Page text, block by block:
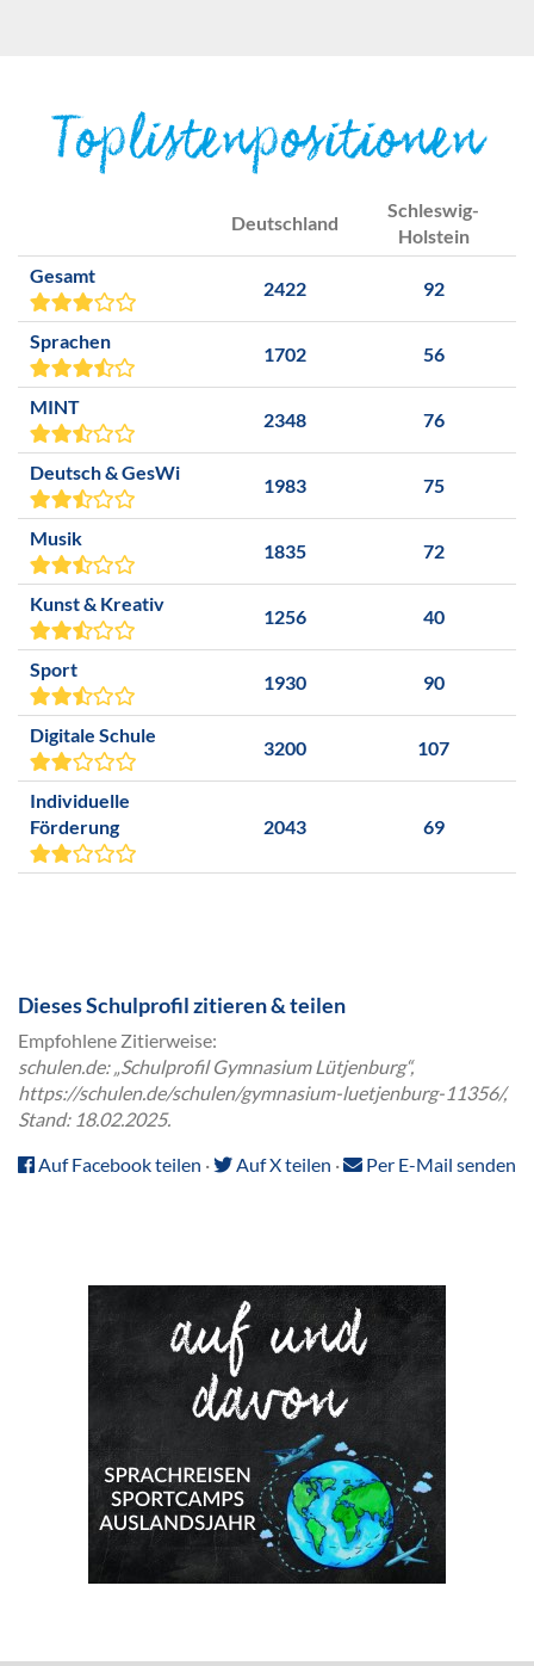
Toplistenpositionen
Deutschland
Schleswig-
Holstein
Gesamt
2422 92
Sprachen
1702 56
MINT
2348 76
Deutsch & GesWi
1983 75
Musik
1835 72
Kunst & Kreativ
1256 40
Sport
1930 90
Digitale Schule
3200 107
Individuelle
Förderung
2043 69
Dieses Schulprofil zitieren & teilen
Empfohlene Zitierweise:
schulen.de: „Schulprofil Gymnasium Lütjenburg“,
https://schulen.de/schulen/gymnasium-luetjenburg-11356/,
Stand: 18.02.2025.
Auf Facebook teilen · Auf X teilen · Per E-Mail senden